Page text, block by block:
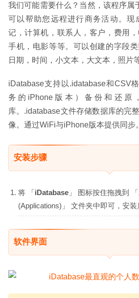
我们可能需要什么？当然，该程序属
可以帮助您远程进行商务活动。现
记，计算机，联系人，客户，费用，
手机，电影等等。可以创建的字段类
日期，时间，小文本，大文本，照片等
iDatabase支持以.idatabase和CSV
务的iPhone版本）备份和还原
库。.idatabase文件存储数据库的完
像。通过WiFi与iPhone版本提供同步。
安装步骤
将 「iDatabase 」 图标按住拖拽到
(Applications)」 文件夹中即可，安装
软件界面